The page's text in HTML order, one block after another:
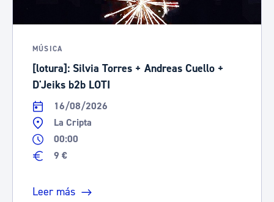
MÚSICA
[lotura]: Silvia Torres + Andreas Cuello +
D'Jeiks b2b LOTI
16/08/2026
La Cripta
00:00
9 €
Leer más